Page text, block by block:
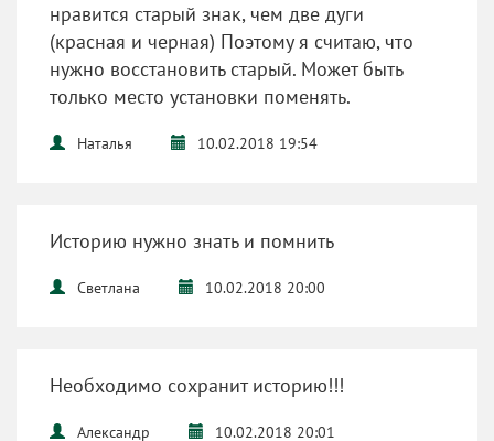
нравится старый знак, чем две дуги
(красная и черная) Поэтому я считаю, что
нужно восстановить старый. Может быть
только место установки поменять.
Наталья 10.02.2018 19:54
Историю нужно знать и помнить
Светлана 10.02.2018 20:00
Необходимо сохранит историю!!!
Александр 10.02.2018 20:01